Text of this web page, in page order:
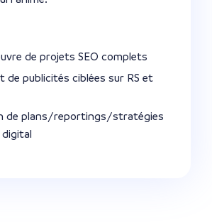
de projets SEO complets
de publicités ciblées sur RS et
de plans/reportings/stratégies